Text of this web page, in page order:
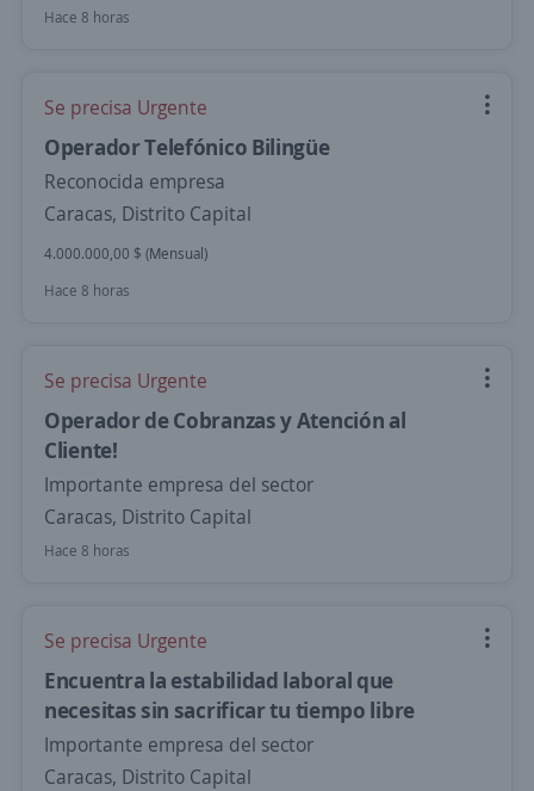
Hace 8 horas
Se precisa Urgente
Operador Telefónico Bilingüe
Reconocida empresa
Caracas, Distrito Capital
4.000.000,00 $ (Mensual)
Hace 8 horas
Se precisa Urgente
Operador de Cobranzas y Atención al
Cliente!
Importante empresa del sector
Caracas, Distrito Capital
Hace 8 horas
Se precisa Urgente
Encuentra la estabilidad laboral que
necesitas sin sacrificar tu tiempo libre
Importante empresa del sector
Caracas, Distrito Capital